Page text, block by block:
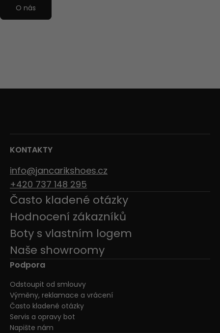
O nás
KONTAKTY
info@jancarikshoes.cz
+420 737 148 295
Často kladené otázky
Hodnocení zákazníků
Boty s vlastním logem
Naše showroomy
Podpora
Odstoupit od smlouvy
Výměny, reklamace a vrácení
Často kladené otázky
Servis a opravy bot
Napište nám